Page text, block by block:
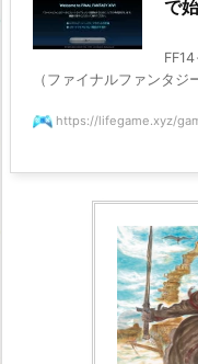
で
（ファイナルファンタ
https://lifegame.xyz/